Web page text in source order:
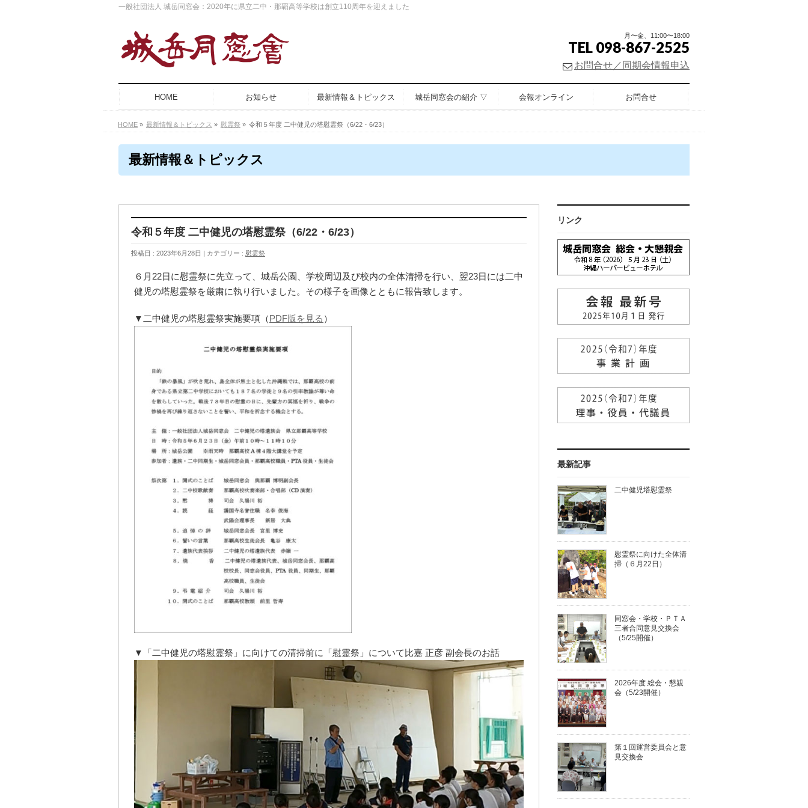
一般社団法人 城岳同窓会：2020年に県立二中・那覇高等学校は創立110周年を迎えました
月〜金、11:00〜18:00
TEL 098-867-2525
お問合せ／同期会情報申込
HOME お知らせ 最新情報＆トピックス 城岳同窓会の紹介 ▽ 会報オンライン お問合せ
HOME » 最新情報＆トピックス » 慰霊祭 » 令和５年度 二中健児の塔慰霊祭（6/22・6/23）
最新情報＆トピックス
令和５年度 二中健児の塔慰霊祭（6/22・6/23）
投稿日 : 2023年6月28日 カテゴリー : 慰霊祭
６月22日に慰霊祭に先立って、城岳公園、学校周辺及び校内の全体清掃を行い、翌23日には二中
健児の塔慰霊祭を厳粛に執り行いました。その様子を画像とともに報告致します。
▼二中健児の塔慰霊祭実施要項（PDF版を見る ）
▼「二中健児の塔慰霊祭」に向けての清掃前に「慰霊祭」について比嘉 正彦 副会長のお話
リンク
最新記事
二中健児塔慰霊祭
慰霊祭に向けた全体清
掃（６月22日）
同窓会・学校・ＰＴＡ
三者合同意見交換会
（5/25開催）
2026年度 総会・懇親
会（5/23開催）
第１回運営委員会と意
見交換会